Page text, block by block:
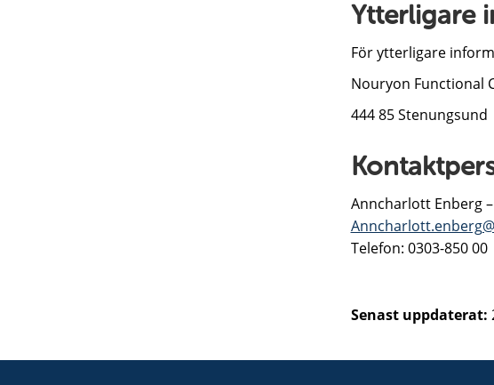
Ytterligare
För ytterligare
Nouryon Functional
444 85 Stenungsund
Anncharlott Enberg –
Telefon: 0303-850 00
Senast uppdaterat: